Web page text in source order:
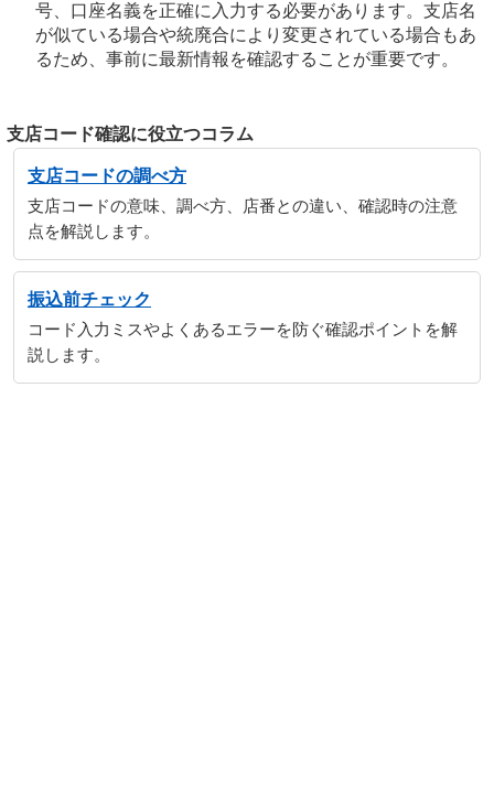
号、口座名義を正確に入力する必要があります。支店名
が似ている場合や統廃合により変更されている場合もあ
るため、事前に最新情報を確認することが重要です。
支店コード確認に役立つコラム
支店コードの調べ方
支店コードの意味、調べ方、店番との違い、確認時の注意
点を解説します。
振込前チェック
コード入力ミスやよくあるエラーを防ぐ確認ポイントを解
説します。